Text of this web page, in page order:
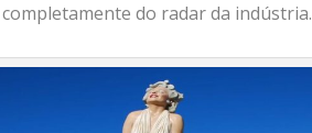
do radar da indústria.